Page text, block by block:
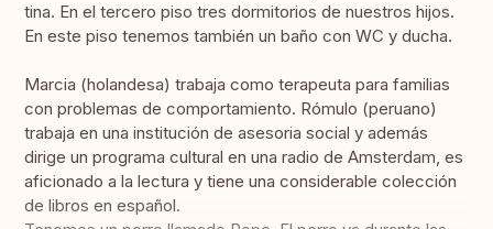
tina. En el tercero piso tres dormitorios de nuestros hijos.
En este piso tenemos también un baño con WC y ducha.
Marcia (holandesa) trabaja como terapeuta para familias
con problemas de comportamiento. Rómulo (peruano)
trabaja en una institución de asesoria social y además
dirige un programa cultural en una radio de Amsterdam, es
aficionado a la lectura y tiene una considerable colección
de libros en español.